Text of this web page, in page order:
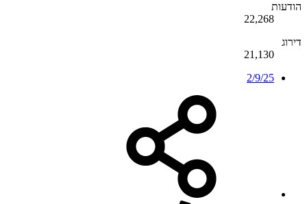
הודעות
22,268
דירוג
21,130
2/9/25